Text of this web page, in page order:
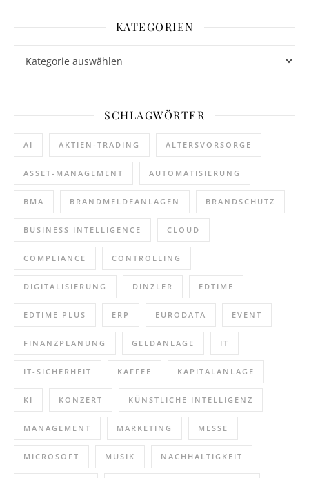
KATEGORIEN
SCHLAGWÖRTER
AI AKTIEN-TRADING ALTERSVORSORGE
ASSET-MANAGEMENT AUTOMATISIERUNG
BMA BRANDMELDEANLAGEN BRANDSCHUTZ
BUSINESS INTELLIGENCE CLOUD
COMPLIANCE CONTROLLING
DIGITALISIERUNG DINZLER EDTIME
EDTIME PLUS ERP EURODATA EVENT
FINANZPLANUNG GELDANLAGE IT
IT-SICHERHEIT KAFFEE KAPITALANLAGE
KI KONZERT KÜNSTLICHE INTELLIGENZ
MANAGEMENT MARKETING MESSE
MICROSOFT MUSIK NACHHALTIGKEIT